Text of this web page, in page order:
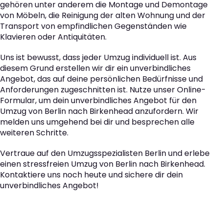
gehören unter anderem die Montage und Demontage
von Möbeln, die Reinigung der alten Wohnung und der
Transport von empfindlichen Gegenständen wie
Klavieren oder Antiquitäten.
Uns ist bewusst, dass jeder Umzug individuell ist. Aus
diesem Grund erstellen wir dir ein unverbindliches
Angebot, das auf deine persönlichen Bedürfnisse und
Anforderungen zugeschnitten ist. Nutze unser Online-
Formular, um dein unverbindliches Angebot für den
Umzug von Berlin nach Birkenhead anzufordern. Wir
melden uns umgehend bei dir und besprechen alle
weiteren Schritte.
Vertraue auf den Umzugsspezialisten Berlin und erlebe
einen stressfreien Umzug von Berlin nach Birkenhead.
Kontaktiere uns noch heute und sichere dir dein
unverbindliches Angebot!